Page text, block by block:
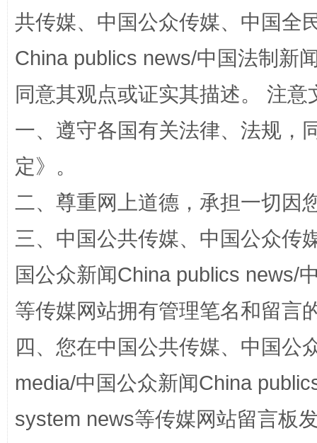
受贿1.44亿！段成刚被判无期 从幼
全民健身五年计划来了！等你上场
共传媒、中国公众传媒、中国全
China publics news/中国法制新
同意其观点或证实其描述。 注
一、遵守各国有关法律、法规，
定》。
二、尊重网上道德，承担一切因
三、中国公共传媒、中国公众传
国公众新闻China publics news/
等传媒网站拥有管理笔名和留言
四、您在中国公共传媒、中国公
media/中国公众新闻China
system news等传媒网站留言板